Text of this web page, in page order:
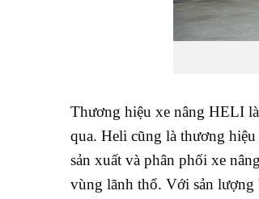
Thương hiệu xe nâng HELI
qua. Heli cũng là thương
sản xuất và phân phối xe
vùng lãnh thổ. Với sản lượng